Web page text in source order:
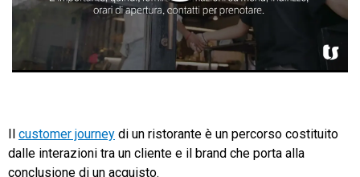
Ecommerce
Financial Solutions
Il customer journey di un ristorante è un percorso costituito
dalle interazioni tra un cliente e il brand che porta alla
conclusione di un acquisto.